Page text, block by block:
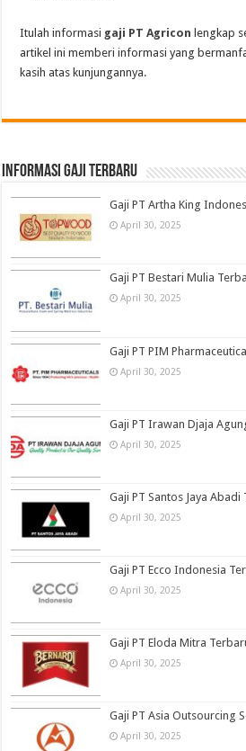
Itulah informasi gaji PT Agricon lengkap
artikel ini memberi informasi yang
kasih atas kunjungannya.
informasi gaji terbaru
Gaji PT Artha King
April 30, 2025
Gaji PT Bestari Mulia
April 30, 2025
Gaji PT PIM
April 30, 2025
Gaji PT Irawan Djaja
April 30, 2025
Gaji PT Santos Jaya Abadi
April 30, 2025
Gaji PT Ecco Indonesia
April 30, 2025
Gaji PT Eloda Mitra
April 30, 2025
Gaji PT Asia Outsourcing
April 30, 2025